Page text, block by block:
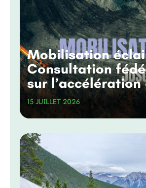
Mobilisation
Consultation
sur l’accélération
grands projets
15 JUILLET 2026